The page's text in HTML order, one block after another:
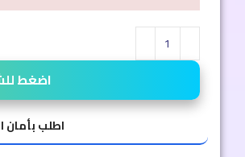
اضغط
اطلب بأمان